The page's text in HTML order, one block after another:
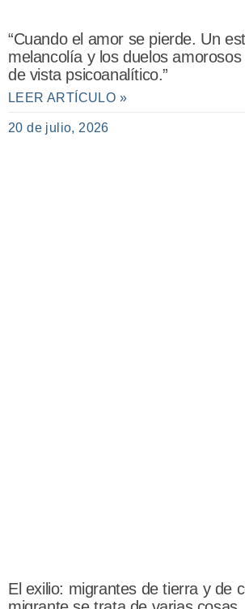
“Cuando el amor se pierde. Un
melancolía y los duelos
de vista psicoanalítico.”
LEER ARTÍCULO »
20 de julio, 2026
El exilio: migrantes de tierra y de